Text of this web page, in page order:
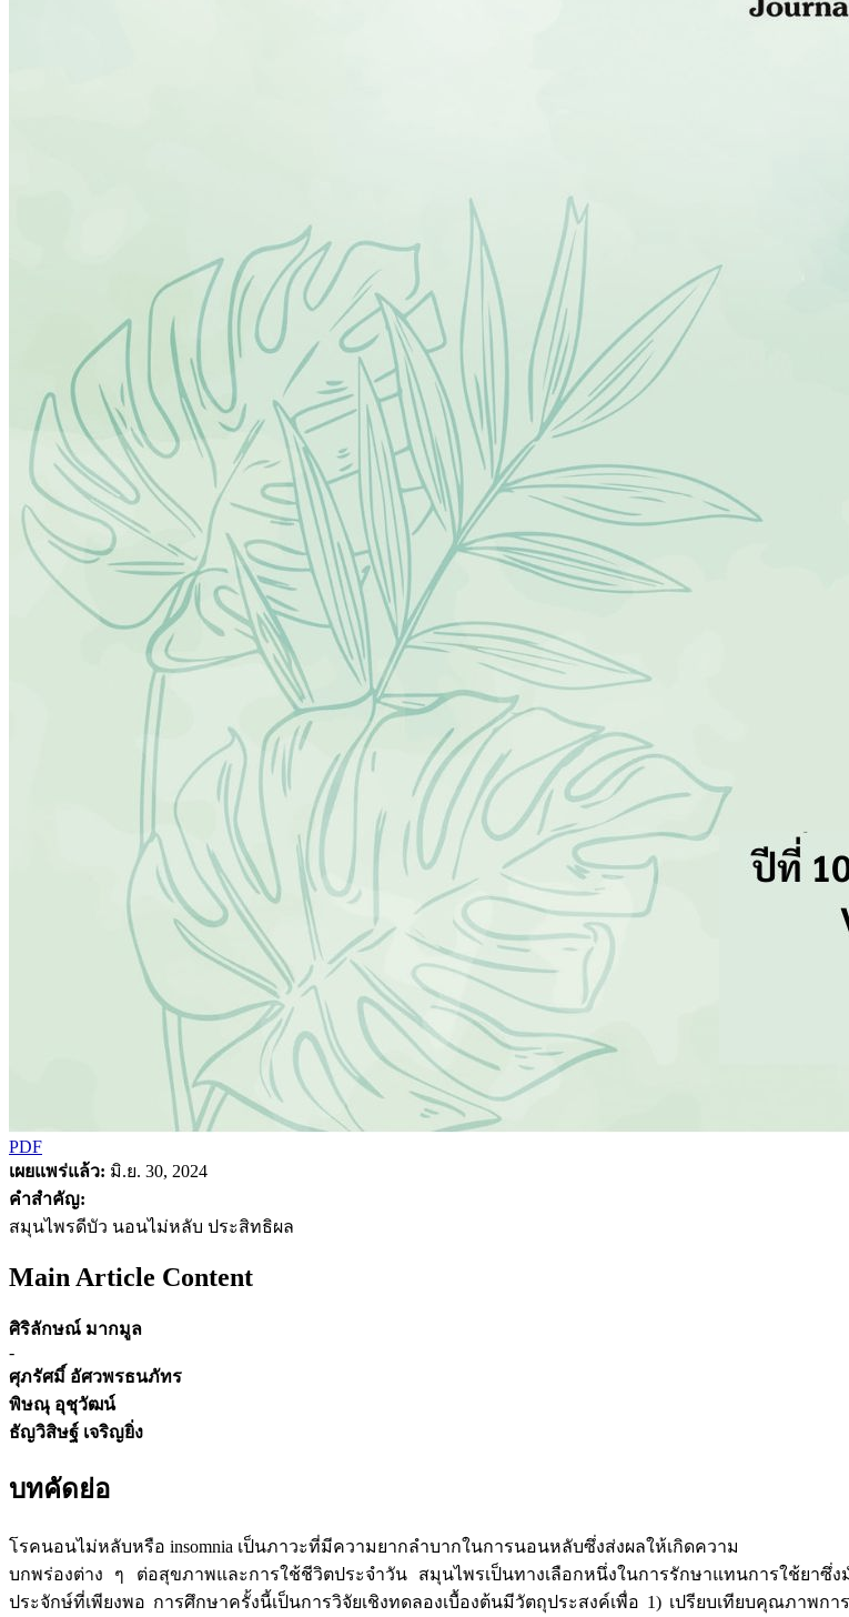
PDF
เผยแพร่แล้ว: มิ.ย. 30, 2024
คำสำคัญ:
สมุนไพรดีบัว นอนไม่หลับ ประสิทธิผล
Main Article Content
ศิริลักษณ์ มากมูล
-
ศุภรัศมิ์ อัศวพรธนภัทร
พิษณุ อุชุวัฒน์
ธัญวิสิษฐ์ เจริญยิ่ง
บทคัดย่อ
โรคนอนไม่หลับหรือ insomnia เป็นภาวะที่มีความยากลำบากในการนอนหลับซึ่งส่งผลให้เกิดความ
บกพร่องต่าง ๆ ต่อสุขภาพและการใช้ชีวิตประจำวัน สมุนไพรเป็นทางเลือกหนึ่งในการรักษาแทนการใช้ยาซึ่
ประจักษ์ที่เพียงพอ การศึกษาครั้งนี้เป็นการวิจัยเชิงทดลองเบื้องต้นมีวัตถุประสงค์เพื่อ 1) เปรียบเทียบคุณภา